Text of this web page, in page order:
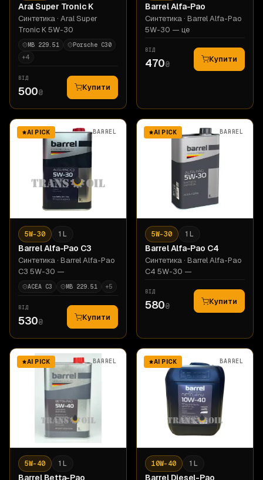
Aral Super Tronic K
Синтетика · Aral Super
Tronic K 5W-30
MB 229.51
Porsche C30
+4
ВІД
500₴ Купити
BarrelAlfa-Pao
Синтетика · Barrel Alfa-Pao
5W-30 — це
ВІД
470₴ Купити
AI PICK BARREL
5W-30 1 L
BarrelAlfa-Pao C3
Синтетика · Barrel Alfa-Pao
C3 5W-30 —
ACEA C3 MB 229.51 +5
ВІД
530₴ Купити
AI PICK BARREL
5W-30 1 L
BarrelAlfa-Pao С4
Синтетика · Barrel Alfa-Pao
С4 5W-30 —
ВІД
580₴ Купити
AI PICK BARREL
5W-40 1 L
Barrel Betta-Pao
AI PICK BARREL
10W-40 1 L
Barrel Diesel-Pao